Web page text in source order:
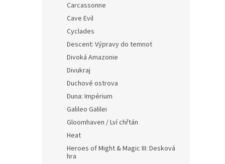
Carcassonne
Cave Evil
Cyclades
Descent: Výpravy do temnot
Divoká Amazonie
Divukraj
Duchové ostrova
Duna: Impérium
Galileo Galilei
Gloomhaven / Lví chřtán
Heat
Heroes of Might & Magic III: Desková
hra